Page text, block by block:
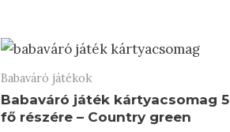
Babaváró játékok
Babaváró játék kártyacsomag 5
fő részére – Country green